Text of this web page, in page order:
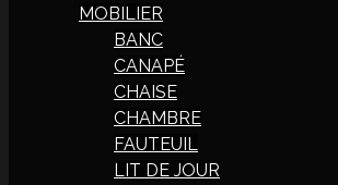
MOBILIER
BANC
CANAPÉ
CHAISE
CHAMBRE
FAUTEUIL
LIT DE JOUR